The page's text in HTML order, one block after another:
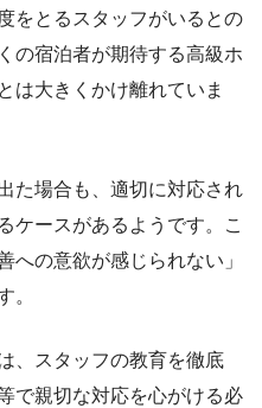
をとるスタッフがいるとの
の宿泊者が期待する高級ホ
は大きくかけ離れていま
た場合も、適切に対応され
ケースがあるようです。こ
への意欲が感じられない」
。
、スタッフの教育を徹底
で親切な対応を心がける必